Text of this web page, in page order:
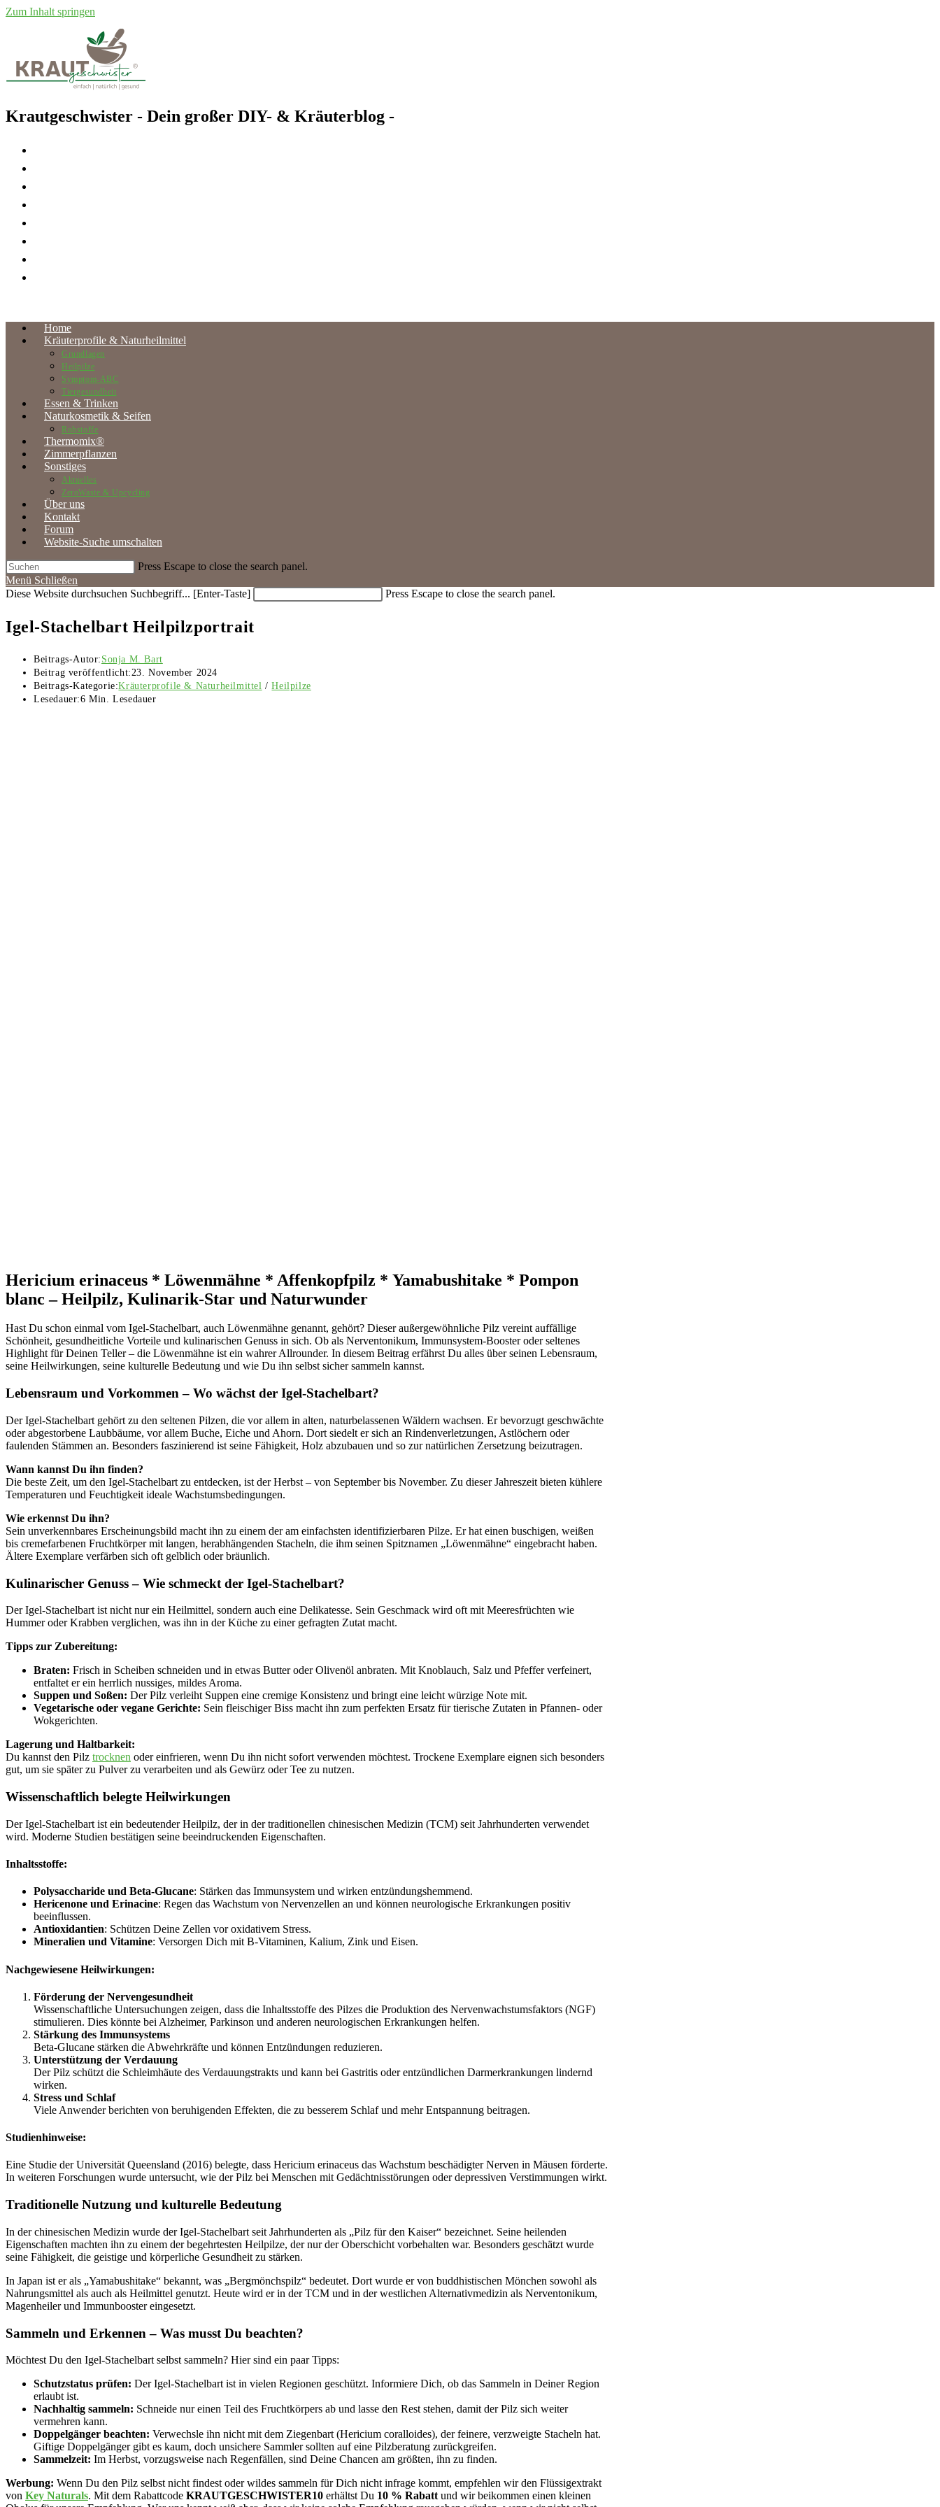
Zum Inhalt springen
Krautgeschwister - Dein großer DIY- & Kräuterblog -
Home
Kräuterprofile & Naturheilmittel
Grundlagen
Heilpilze
Symptom-ABC
Tiergesundheit
Essen & Trinken
Naturkosmetik & Seifen
Rohstoffe
Thermomix®
Zimmerpflanzen
Sonstiges
Aktuelles
ZeroWaste & Upcycling
Über uns
Kontakt
Forum
Website-Suche umschalten
Press Escape to close the search panel.
Menü Schließen
Diese Website durchsuchen Suchbegriff... [Enter-Taste] Press Escape to close the search panel.
Igel-Stachelbart Heilpilzportrait
Beitrags-Autor: Sonja M. Bart
Beitrag veröffentlicht: 23. November 2024
Beitrags-Kategorie:Kräuterprofile & Naturheilmittel / Heilpilze
Lesedauer:6 Min. Lesedauer
Hericium erinaceus * Löwenmähne * Affenkopfpilz * Yamabushitake * Pompon
blanc – Heilpilz, Kulinarik-Star und Naturwunder
Hast Du schon einmal vom Igel-Stachelbart, auch Löwenmähne genannt, gehört? Dieser außergewöhnliche Pilz vereint auffällige
Schönheit, gesundheitliche Vorteile und kulinarischen Genuss in sich. Ob als Nerventonikum, Immunsystem-Booster oder seltenes
Highlight für Deinen Teller – die Löwenmähne ist ein wahrer Allrounder. In diesem Beitrag erfährst Du alles über seinen Lebensraum,
seine Heilwirkungen, seine kulturelle Bedeutung und wie Du ihn selbst sicher sammeln kannst.
Lebensraum und Vorkommen – Wo wächst der Igel-Stachelbart?
Der Igel-Stachelbart gehört zu den seltenen Pilzen, die vor allem in alten, naturbelassenen Wäldern wachsen. Er bevorzugt geschwächte
oder abgestorbene Laubbäume, vor allem Buche, Eiche und Ahorn. Dort siedelt er sich an Rindenverletzungen, Astlöchern oder
faulenden Stämmen an. Besonders faszinierend ist seine Fähigkeit, Holz abzubauen und so zur natürlichen Zersetzung beizutragen.
Wann kannst Du ihn finden?
Die beste Zeit, um den Igel-Stachelbart zu entdecken, ist der Herbst – von September bis November. Zu dieser Jahreszeit bieten kühlere
Temperaturen und Feuchtigkeit ideale Wachstumsbedingungen.
Wie erkennst Du ihn?
Sein unverkennbares Erscheinungsbild macht ihn zu einem der am einfachsten identifizierbaren Pilze. Er hat einen buschigen, weißen
bis cremefarbenen Fruchtkörper mit langen, herabhängenden Stacheln, die ihm seinen Spitznamen „Löwenmähne“ eingebracht haben.
Ältere Exemplare verfärben sich oft gelblich oder bräunlich.
Kulinarischer Genuss – Wie schmeckt der Igel-Stachelbart?
Der Igel-Stachelbart ist nicht nur ein Heilmittel, sondern auch eine Delikatesse. Sein Geschmack wird oft mit Meeresfrüchten wie
Hummer oder Krabben verglichen, was ihn in der Küche zu einer gefragten Zutat macht.
Tipps zur Zubereitung:
Braten: Frisch in Scheiben schneiden und in etwas Butter oder Olivenöl anbraten. Mit Knoblauch, Salz und Pfeffer verfeinert,
entfaltet er ein herrlich nussiges, mildes Aroma.
Suppen und Soßen: Der Pilz verleiht Suppen eine cremige Konsistenz und bringt eine leicht würzige Note mit.
Vegetarische oder vegane Gerichte: Sein fleischiger Biss macht ihn zum perfekten Ersatz für tierische Zutaten in Pfannen- oder
Wokgerichten.
Lagerung und Haltbarkeit:
Du kannst den Pilz trocknen oder einfrieren, wenn Du ihn nicht sofort verwenden möchtest. Trockene Exemplare eignen sich besonders
gut, um sie später zu Pulver zu verarbeiten und als Gewürz oder Tee zu nutzen.
Wissenschaftlich belegte Heilwirkungen
Der Igel-Stachelbart ist ein bedeutender Heilpilz, der in der traditionellen chinesischen Medizin (TCM) seit Jahrhunderten verwendet
wird. Moderne Studien bestätigen seine beeindruckenden Eigenschaften.
Inhaltsstoffe:
Polysaccharide und Beta-Glucane: Stärken das Immunsystem und wirken entzündungshemmend.
Hericenone und Erinacine: Regen das Wachstum von Nervenzellen an und können neurologische Erkrankungen positiv
beeinflussen.
Antioxidantien: Schützen Deine Zellen vor oxidativem Stress.
Mineralien und Vitamine: Versorgen Dich mit B-Vitaminen, Kalium, Zink und Eisen.
Nachgewiesene Heilwirkungen:
Förderung der Nervengesundheit
Wissenschaftliche Untersuchungen zeigen, dass die Inhaltsstoffe des Pilzes die Produktion des Nervenwachstumsfaktors (NGF)
stimulieren. Dies könnte bei Alzheimer, Parkinson und anderen neurologischen Erkrankungen helfen.
Stärkung des Immunsystems
Beta-Glucane stärken die Abwehrkräfte und können Entzündungen reduzieren.
Unterstützung der Verdauung
Der Pilz schützt die Schleimhäute des Verdauungstrakts und kann bei Gastritis oder entzündlichen Darmerkrankungen lindernd
wirken.
Stress und Schlaf
Viele Anwender berichten von beruhigenden Effekten, die zu besserem Schlaf und mehr Entspannung beitragen.
Studienhinweise:
Eine Studie der Universität Queensland (2016) belegte, dass Hericium erinaceus das Wachstum beschädigter Nerven in Mäusen förderte.
In weiteren Forschungen wurde untersucht, wie der Pilz bei Menschen mit Gedächtnisstörungen oder depressiven Verstimmungen wirkt.
Traditionelle Nutzung und kulturelle Bedeutung
In der chinesischen Medizin wurde der Igel-Stachelbart seit Jahrhunderten als „Pilz für den Kaiser“ bezeichnet. Seine heilenden
Eigenschaften machten ihn zu einem der begehrtesten Heilpilze, der nur der Oberschicht vorbehalten war. Besonders geschätzt wurde
seine Fähigkeit, die geistige und körperliche Gesundheit zu stärken.
In Japan ist er als „Yamabushitake“ bekannt, was „Bergmönchspilz“ bedeutet. Dort wurde er von buddhistischen Mönchen sowohl als
Nahrungsmittel als auch als Heilmittel genutzt. Heute wird er in der TCM und in der westlichen Alternativmedizin als Nerventonikum,
Magenheiler und Immunbooster eingesetzt.
Sammeln und Erkennen – Was musst Du beachten?
Möchtest Du den Igel-Stachelbart selbst sammeln? Hier sind ein paar Tipps:
Schutzstatus prüfen: Der Igel-Stachelbart ist in vielen Regionen geschützt. Informiere Dich, ob das Sammeln in Deiner Region
erlaubt ist.
Nachhaltig sammeln: Schneide nur einen Teil des Fruchtkörpers ab und lasse den Rest stehen, damit der Pilz sich weiter
vermehren kann.
Doppelgänger beachten: Verwechsle ihn nicht mit dem Ziegenbart (Hericium coralloides), der feinere, verzweigte Stacheln hat.
Giftige Doppelgänger gibt es kaum, doch unsichere Sammler sollten auf eine Pilzberatung zurückgreifen.
Sammelzeit: Im Herbst, vorzugsweise nach Regenfällen, sind Deine Chancen am größten, ihn zu finden.
Werbung: Wenn Du den Pilz selbst nicht findest oder wildes sammeln für Dich nicht infrage kommt, empfehlen wir den Flüssigextrakt
von Key Naturals. Mit dem Rabattcode KRAUTGESCHWISTER10 erhältst Du 10 % Rabatt und wir beikommen einen kleinen